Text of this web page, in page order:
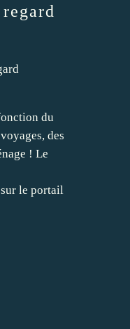
du
des
! Le
sur le portail